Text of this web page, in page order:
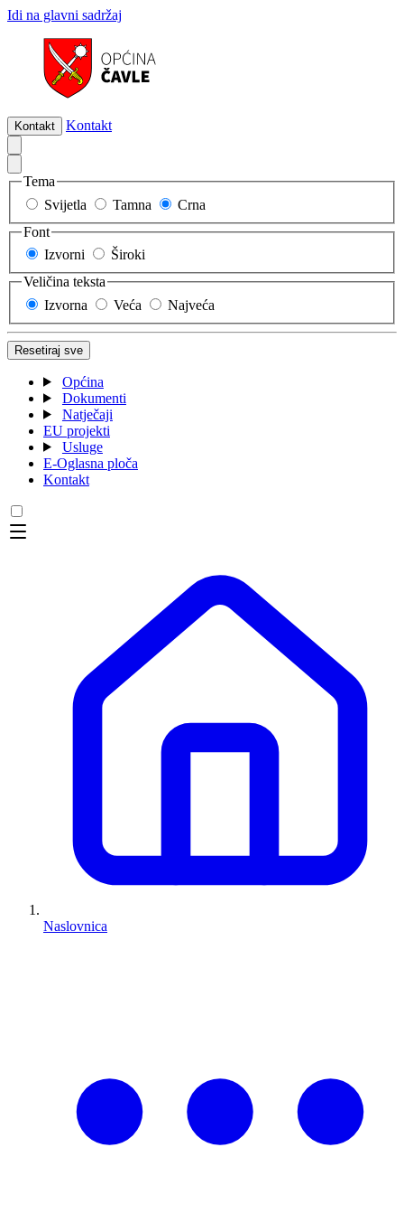
Idi na glavni sadržaj
Kontakt Kontakt
Tema
Svijetla
Tamna
Crna
Font
Izvorni
Široki
Veličina teksta
Izvorna
Veća Najveća
Resetiraj sve
Općina
Dokumenti
Natječaji
EU projekti
Usluge
E-Oglasna ploča
Kontakt
Naslovnica